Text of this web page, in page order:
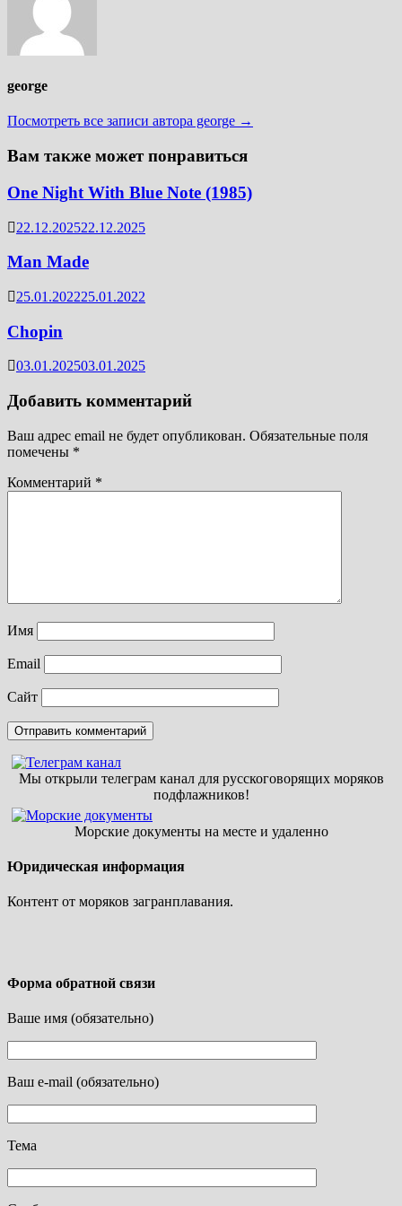
george
Посмотреть все записи автора george →
Вам также может понравиться
One Night With Blue Note (1985)
22.12.202522.12.2025
Man Made
25.01.202225.01.2022
Chopin
03.01.202503.01.2025
Добавить комментарий
Ваш адрес email не будет опубликован. Обязательные поля
помечены *
Комментарий *
Имя
Email
Сайт
Мы открыли телеграм канал для русскоговорящих моряков
подфлажников!
Морские документы на месте и удаленно
Юридическая информация
Контент от моряков загранплавания.
Форма обратной связи
Ваше имя (обязательно)
Ваш e-mail (обязательно)
Тема